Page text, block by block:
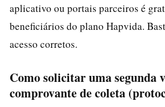
aplicativo ou portais parceiros é
beneficiários do plano Hapvida.
acesso corretos.
Como solicitar uma segunda
comprovante de coleta